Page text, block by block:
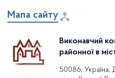
Мапа сайту
Виконавчий
районної в
50086, Україна,